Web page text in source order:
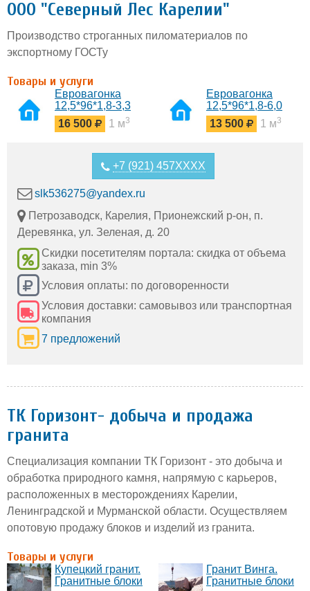
ООО "Северный Лес Карелии"
Производство строганных пиломатериалов по
экспортному ГОСТу
Товары и услуги
Евровагонка
12,5*96*1,8-3,3
сорт А
16 500 1 м3
Евровагонка
12,5*96*1,8-6,0
сорт В
13 500 1 м3
+7 (921) 457XXXX
slk536275@yandex.ru
Петрозаводск, Карелия, Прионежский р-он, п.
Деревянка, ул. Зеленая, д. 20
Скидки посетителям портала: скидка от объема
заказа, min 3%
Условия оплаты: по договоренности
Условия доставки: самовывоз или транспортная
компания
7 предложений
ТК Горизонт- добыча и продажа
гранита
Специализация компании ТК Горизонт - это добыча и
обработка природного камня, напрямую с карьеров,
расположенных в месторождениях Карелии,
Ленинградской и Мурманской области. Осуществляем
опотовую продажу блоков и изделий из гранита.
Товары и услуги
Купецкий гранит.
Гранитные блоки
Гранит Винга.
Гранитные блоки